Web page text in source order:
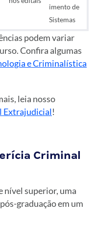
imento de
Sistemas
podem variar
Confira algumas
e Criminalística
leia nosso
Extrajudicial!
Criminal
nível superior, uma
graduação em um